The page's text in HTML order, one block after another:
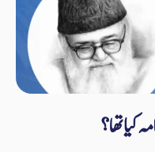
کیا تھا؟